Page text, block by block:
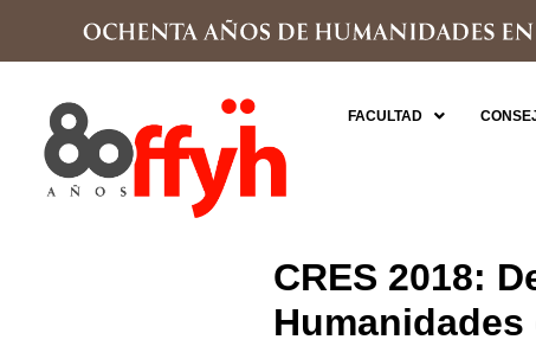
FACULTAD
CRES 2018: